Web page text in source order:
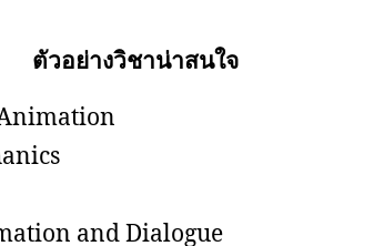
ตัวอย่างวิชาน่าสนใจ
and Dialogue